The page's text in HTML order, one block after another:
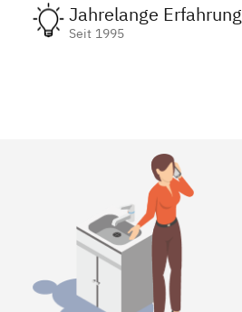
Jahrelange Erfahrung
Seit 1995